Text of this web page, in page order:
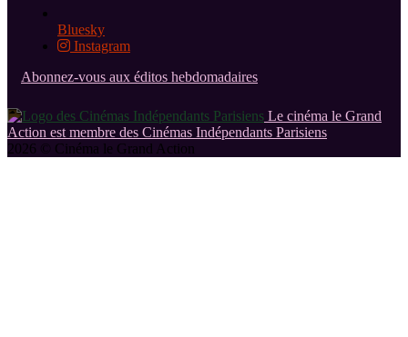
Bluesky
Instagram
Abonnez-vous aux éditos hebdomadaires
Le cinéma le Grand
Action est membre des Cinémas Indépendants Parisiens
2026 © Cinéma le Grand Action